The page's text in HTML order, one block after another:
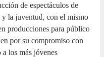
de espectáculos de
la juventud, con el mismo
producciones para público
por su compromiso con
los más jóvenes